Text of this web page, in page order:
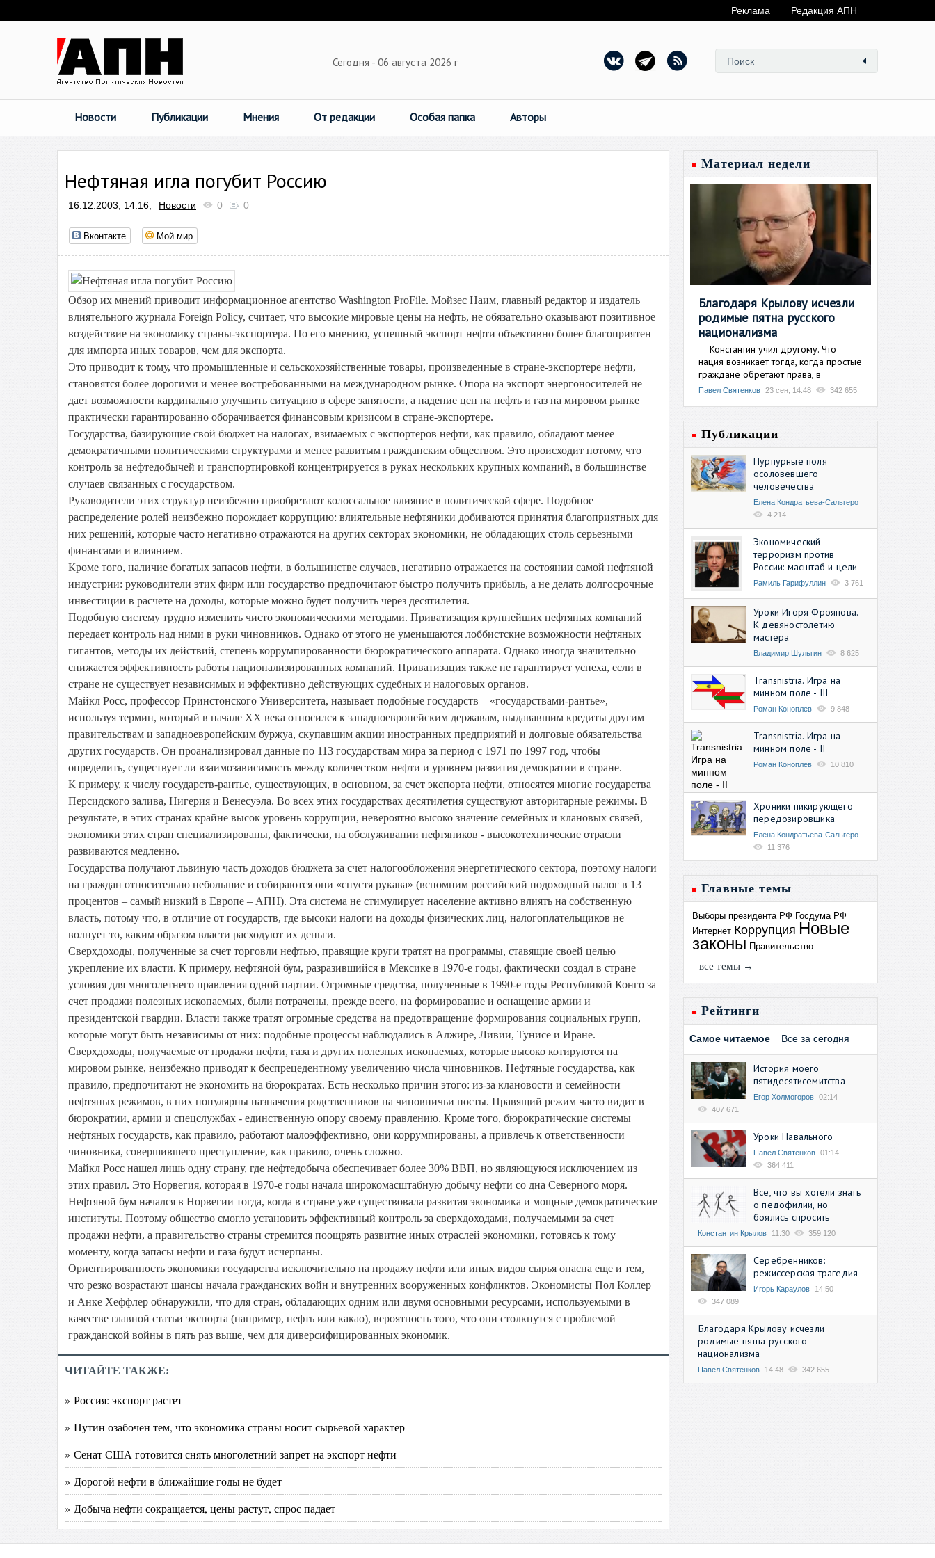
Реклама Редакция АПН
Сегодня - 06 августа 2026 г
Новости Публикации Мнения От редакции Особая папка Авторы
Нефтяная игла погубит Россию
16.12.2003, 14:16, Новости 0 0
Вконтакте Мой мир
Обзор их мнений приводит информационное агентство Washington ProFile. Мойзес Наим, главный редактор и издатель
влиятельного журнала Foreign Policy, считает, что высокие мировые цены на нефть, не обязательно оказывают позитивное
воздействие на экономику страны-экспортера. По его мнению, успешный экспорт нефти объективно более благоприятен
для импорта иных товаров, чем для экспорта.
Это приводит к тому, что промышленные и сельскохозяйственные товары, произведенные в стране-экспортере нефти,
становятся более дорогими и менее востребованными на международном рынке. Опора на экспорт энергоносителей не
дает возможности кардинально улучшить ситуацию в сфере занятости, а падение цен на нефть и газ на мировом рынке
практически гарантированно оборачивается финансовым кризисом в стране-экспортере.
Государства, базирующие свой бюджет на налогах, взимаемых с экспортеров нефти, как правило, обладают менее
демократичными политическими структурами и менее развитым гражданским обществом. Это происходит потому, что
контроль за нефтедобычей и транспортировкой концентрируется в руках нескольких крупных компаний, в большинстве
случаев связанных с государством.
Руководители этих структур неизбежно приобретают колоссальное влияние в политической сфере. Подобное
распределение ролей неизбежно порождает коррупцию: влиятельные нефтяники добиваются принятия благоприятных для
них решений, которые часто негативно отражаются на других секторах экономики, не обладающих столь серьезными
финансами и влиянием.
Кроме того, наличие богатых запасов нефти, в большинстве случаев, негативно отражается на состоянии самой нефтяной
индустрии: руководители этих фирм или государство предпочитают быстро получить прибыль, а не делать долгосрочные
инвестиции в расчете на доходы, которые можно будет получить через десятилетия.
Подобную систему трудно изменить чисто экономическими методами. Приватизация крупнейших нефтяных компаний
передает контроль над ними в руки чиновников. Однако от этого не уменьшаются лоббистские возможности нефтяных
гигантов, методы их действий, степень коррумпированности бюрократического аппарата. Однако иногда значительно
снижается эффективность работы национализированных компаний. Приватизация также не гарантирует успеха, если в
стране не существует независимых и эффективно действующих судебных и налоговых органов.
Майкл Росс, профессор Принстонского Университета, называет подобные государств – «государствами-рантье»,
используя термин, который в начале ХХ века относился к западноевропейским державам, выдававшим кредиты другим
правительствам и западноевропейским буржуа, скупавшим акции иностранных предприятий и долговые обязательства
других государств. Он проанализировал данные по 113 государствам мира за период с 1971 по 1997 год, чтобы
определить, существует ли взаимозависимость между количеством нефти и уровнем развития демократии в стране.
К примеру, к числу государств-рантье, существующих, в основном, за счет экспорта нефти, относятся многие государства
Персидского залива, Нигерия и Венесуэла. Во всех этих государствах десятилетия существуют авторитарные режимы. В
результате, в этих странах крайне высок уровень коррупции, невероятно высоко значение семейных и клановых связей,
экономики этих стран специализированы, фактически, на обслуживании нефтяников - высокотехнические отрасли
развиваются медленно.
Государства получают львиную часть доходов бюджета за счет налогообложения энергетического сектора, поэтому налоги
на граждан относительно небольшие и собираются они «спустя рукава» (вспомним российский подоходный налог в 13
процентов – самый низкий в Европе – АПН). Эта система не стимулирует население активно влиять на собственную
власть, потому что, в отличие от государств, где высоки налоги на доходы физических лиц, налогоплательщиков не
волнует то, каким образом власти расходуют их деньги.
Сверхдоходы, полученные за счет торговли нефтью, правящие круги тратят на программы, ставящие своей целью
укрепление их власти. К примеру, нефтяной бум, разразившийся в Мексике в 1970-е годы, фактически создал в стране
условия для многолетнего правления одной партии. Огромные средства, полученные в 1990-е годы Республикой Конго за
счет продажи полезных ископаемых, были потрачены, прежде всего, на формирование и оснащение армии и
президентской гвардии. Власти также тратят огромные средства на предотвращение формирования социальных групп,
которые могут быть независимы от них: подобные процессы наблюдались в Алжире, Ливии, Тунисе и Иране.
Сверхдоходы, получаемые от продажи нефти, газа и других полезных ископаемых, которые высоко котируются на
мировом рынке, неизбежно приводят к беспрецедентному увеличению числа чиновников. Нефтяные государства, как
правило, предпочитают не экономить на бюрократах. Есть несколько причин этого: из-за клановости и семейности
нефтяных режимов, в них популярны назначения родственников на чиновничьи посты. Правящий режим часто видит в
бюрократии, армии и спецслужбах - единственную опору своему правлению. Кроме того, бюрократические системы
нефтяных государств, как правило, работают малоэффективно, они коррумпированы, а привлечь к ответственности
чиновника, совершившего преступление, как правило, очень сложно.
Майкл Росс нашел лишь одну страну, где нефтедобыча обеспечивает более 30% ВВП, но являющуюся исключением из
этих правил. Это Норвегия, которая в 1970-е годы начала широкомасштабную добычу нефти со дна Северного моря.
Нефтяной бум начался в Норвегии тогда, когда в стране уже существовала развитая экономика и мощные демократические
институты. Поэтому общество смогло установить эффективный контроль за сверхдоходами, получаемыми за счет
продажи нефти, а правительство страны стремится поощрять развитие иных отраслей экономики, готовясь к тому
моменту, когда запасы нефти и газа будут исчерпаны.
Ориентированность экономики государства исключительно на продажу нефти или иных видов сырья опасна еще и тем,
что резко возрастают шансы начала гражданских войн и внутренних вооруженных конфликтов. Экономисты Пол Коллер
и Анке Хеффлер обнаружили, что для стран, обладающих одним или двумя основными ресурсами, используемыми в
качестве главной статьи экспорта (например, нефть или какао), вероятность того, что они столкнутся с проблемой
гражданской войны в пять раз выше, чем для диверсифицированных экономик.
ЧИТАЙТЕ ТАКЖЕ:
» Россия: экспорт растет
» Путин озабочен тем, что экономика страны носит сырьевой характер
» Сенат США готовится снять многолетний запрет на экспорт нефти
» Дорогой нефти в ближайшие годы не будет
» Добыча нефти сокращается, цены растут, спрос падает
Материал недели
Благодаря Крылову исчезли
родимые пятна русского
национализма
Константин учил другому. Что
нация возникает тогда, когда простые
граждане обретают права, в
Павел Святенков 23 сен, 14:48 342 655
Публикации
Пурпурные поля
осоловевшего
человечества
Елена Кондратьева-Сальгеро
4 214
Экономический
терроризм против
России: масштаб и цели
Рамиль Гарифуллин 3 761
Уроки Игоря Фроянова.
К девяностолетию
мастера
Владимир Шульгин 8 625
Transnistria. Игра на
минном поле - III
Роман Коноплев 9 848
Transnistria. Игра на
минном поле - II
Роман Коноплев 10 810
Хроники пикирующего
передозировщика
Елена Кондратьева-Сальгеро
11 376
Главные темы
Выборы президента РФ Госдума РФ
Интернет Коррупция Новые
законы Правительство
все темы →
Рейтинги
Самое читаемое Все за сегодня
История моего
пятидесятисемитства
Егор Холмогоров 02:14
407 671
Уроки Навального
Павел Святенков 01:14
364 411
Всё, что вы хотели знать
о педофилии, но
боялись спросить
Константин Крылов 11:30 359 120
Серебренников:
режиссерская трагедия
Игорь Караулов
14:50
347 089
Благодаря Крылову исчезли
родимые пятна русского
национализма
Павел Святенков 14:48 342 655